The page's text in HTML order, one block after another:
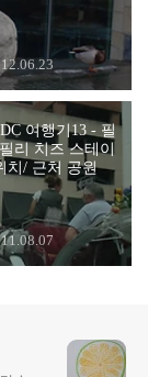
여행기13 - 필
리 치즈 스테이
치/ 근처 공원